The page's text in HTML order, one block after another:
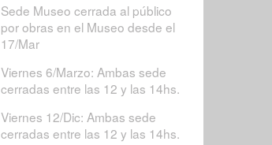
Sede Museo cerrada al público
por obras en el Museo desde el
17/Mar
Viernes 6/Marzo: Ambas sede
cerradas entre las 12 y las 14hs.
Viernes 12/Dic: Ambas sede
cerradas entre las 12 y las 14hs.